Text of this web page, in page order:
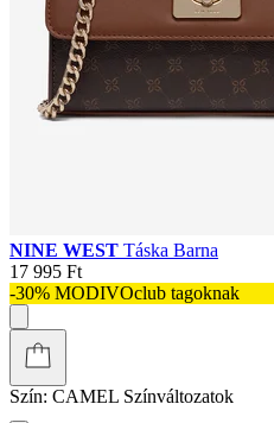
NINE WEST Táska Barna
17 995 Ft
-30% MODIVOclub tagoknak
Szín: CAMEL Színváltozatok